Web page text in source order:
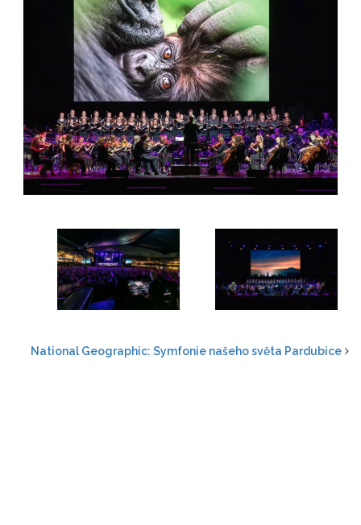
National Geographic: Symfonie našeho světa Pardubice